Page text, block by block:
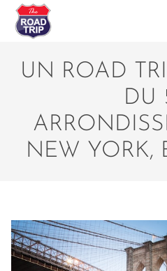
UN ROAD
DU
NEW YORK,